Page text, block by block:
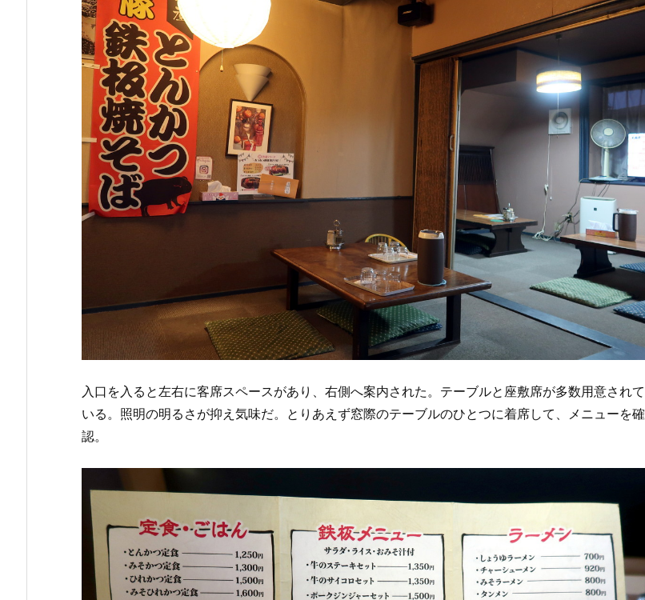
入口を入ると左右に客席スペースがあり、右側へ案内された。テーブルと座敷席が多数用意されて
いる。照明の明るさが抑え気味だ。とりあえず窓際のテーブルのひとつに着席して、メニューを確
認。